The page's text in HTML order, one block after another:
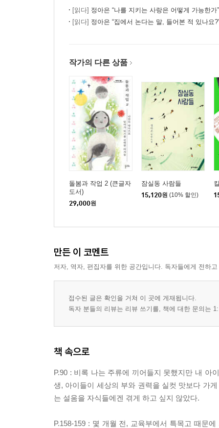
[읽다] 정아은 “나를 지키는 사랑은 어떻게 가능한가”
[읽다] 정아은 “집에서 논다는 말, 들어본 적 있나요
작가의 다른 상품
돌봄과 작업 2 (큰글자
도서)
29,000원
잠실동 사람들
15,120원 (10% 할인)
만든 이 코멘트
저자, 역자, 편집자를 위한 공간입니다. 독자들에게 전하
접수된 글은 확인을 거쳐 이 곳에 게재됩니다.
독자 분들의 리뷰는 리뷰 쓰기를, 책에 대한 문의는
책 속으로
P.90 : 비록 나는 주류에 끼어들지 못했지만 내 아
생, 아이들이 세상의 부와 권력을 실컷 맛보다 가
는 설움을 자식들에겐 겪게 하고 싶지 않았다.
P.158-159 : 몇 개월 전, 교육부에서 특목고 때문